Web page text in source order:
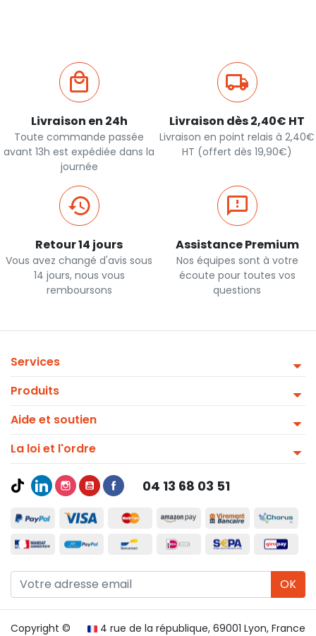
Livraison en 24h
Toute commande passée
avant 13h est expédiée dans la
journée
Livraison dès 2,40€ HT
Livraison en point relais à 2,40€
HT (offert dès 19,90€)
Retour 14 jours
Vous avez changé d'avis sous
14 jours, nous vous
remboursons
Assistance Premium
Nos équipes sont à votre
écoute pour toutes vos
questions
Services
Produits
Aide et soutien
La loi et l'ordre
04 13 68 03 51
OK
4 rue de la république, 69001 Lyon, France
Copyright ©